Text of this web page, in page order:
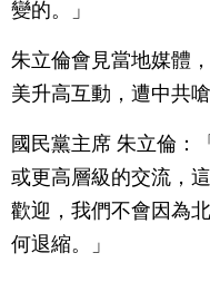
變的。」
朱立倫會見當地媒體
美升高互動，遭中共
國民黨主席 朱立倫：
或更高層級的交流，
歡迎，我們不會因為
何退縮。」